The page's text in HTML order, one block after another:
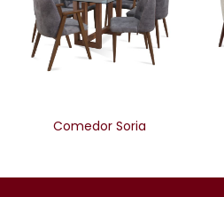
Comedor Soria